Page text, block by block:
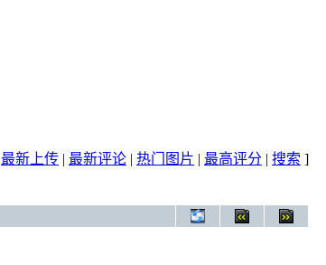
最新上传 | 最新评论 | 热门图片 | 最高评分 | 搜索 ]